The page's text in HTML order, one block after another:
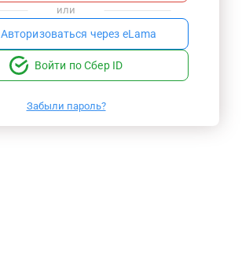
или
Авторизоваться через eLama
Войти по Сбер ID
Забыли пароль?